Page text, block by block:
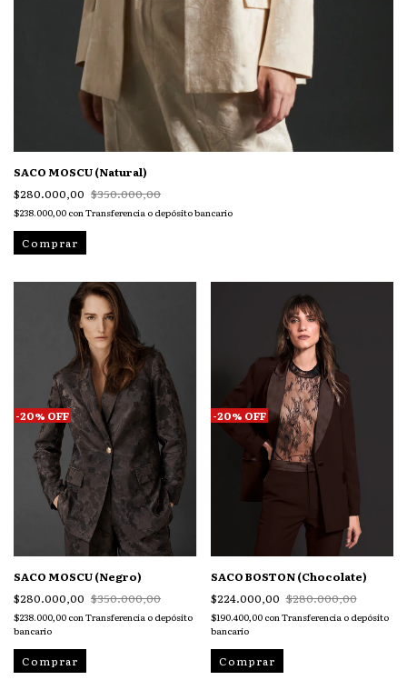
SACO MOSCU (Natural)
$280.000,00 $350.000,00
$238.000,00 conTransferencia o depósito bancario
Comprar
-20% OFF
SACO MOSCU (Negro)
$280.000,00 $350.000,00
$238.000,00 conTransferencia o depósito
bancario
Comprar
-20% OFF
SACO BOSTON (Chocolate)
$224.000,00 $280.000,00
$190.400,00 conTransferencia o depósito
bancario
Comprar